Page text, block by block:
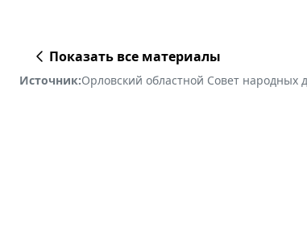
Показать все материалы
Источник:Орловский областной Совет народных